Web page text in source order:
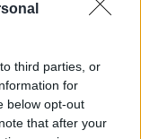
third parties, or
for
below opt-out
that after your
chladí, dnes
skály na
je v letních
značný. Lidé
ve vedrech